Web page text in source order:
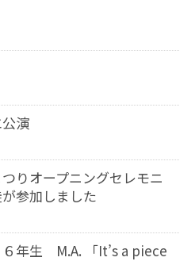
演
りオープニングセレモニ
参加しました
年生 M.A. 「It’s a piece